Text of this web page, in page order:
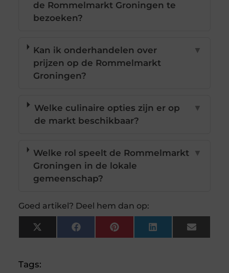
de Rommelmarkt Groningen te
bezoeken?
Kan ik onderhandelen over
prijzen op de Rommelmarkt
Groningen?
▼
Welke culinaire opties zijn er op
de markt beschikbaar?
▼
Welke rol speelt de Rommelmarkt
Groningen in de lokale
gemeenschap?
▼
Goed artikel? Deel hem dan op:
X
(Twitter)
FacebookPinterestLinkedInEmail
Tags: